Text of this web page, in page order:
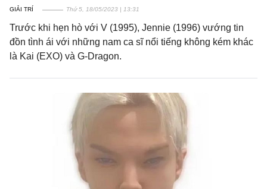
GIẢI TRÍ Thứ 5, 18/05/2023 | 13:31
Trước khi hẹn hò với V (1995), Jennie (1996) vướng tin
đồn tình ái với những nam ca sĩ nổi tiếng không kém khác
là Kai (EXO) và G-Dragon.